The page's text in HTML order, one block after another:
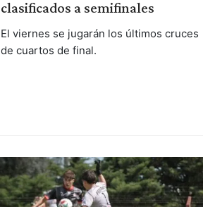
clasificados a semifinales
El viernes se jugarán los últimos cruces
de cuartos de final.